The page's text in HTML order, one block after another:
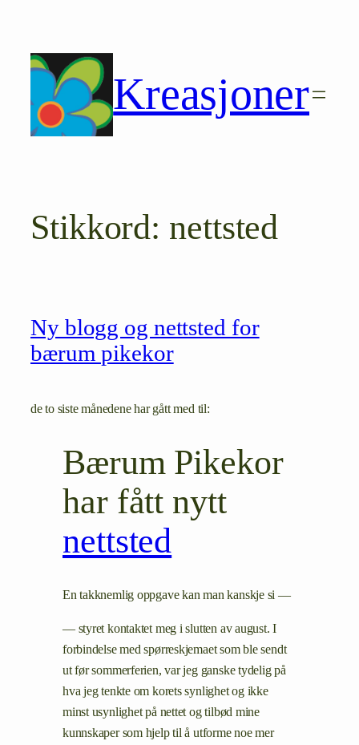
innhold
Kreasjoner
Stikkord: nettsted
Ny blogg og nettsted for
bærum pikekor
de to siste månedene har gått med til:
Bærum Pikekor
har fått nytt
nettsted
En takknemlig oppgave kan man kanskje si —
— styret kontaktet meg i slutten av august. I
forbindelse med spørreskjemaet som ble sendt
ut før sommerferien, var jeg ganske tydelig på
hva jeg tenkte om korets synlighet og ikke
minst usynlighet på nettet og tilbød mine
kunnskaper som hjelp til å utforme noe mer